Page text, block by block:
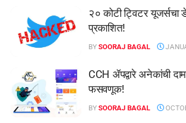
२० कोटी ट्विटर
प्रकाशित!
BYSOORAJ BAGAL
CCH ॲपद्वारे अनेकांची
फसवणूक!
BYSOORAJ BAGAL